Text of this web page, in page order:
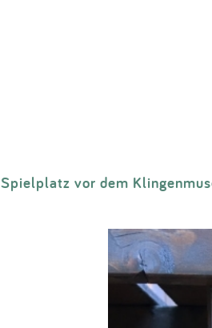
App
Blog
Partner
Spielplatz vor dem